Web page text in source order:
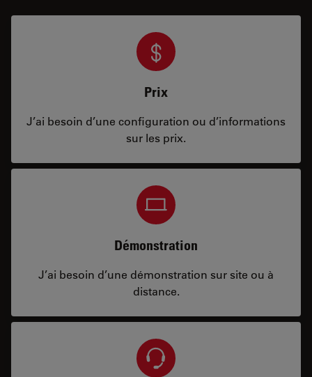
Prix
J’ai besoin d’une configuration ou d’informations
sur les prix.
Démonstration
J’ai besoin d’une démonstration sur site ou à
distance.